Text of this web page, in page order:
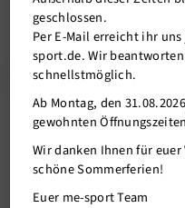
Zurück
Weitere News
19.09.2021
Schnellschach Turnier 2021
geschlossen.
Per E-Mail erreicht ihr
sport.de. Wir
schnellstmöglich.
Ab Montag, den
gewohnten
Wir danken Ihnen für
schöne Sommerferien!
Euer me-sport Team